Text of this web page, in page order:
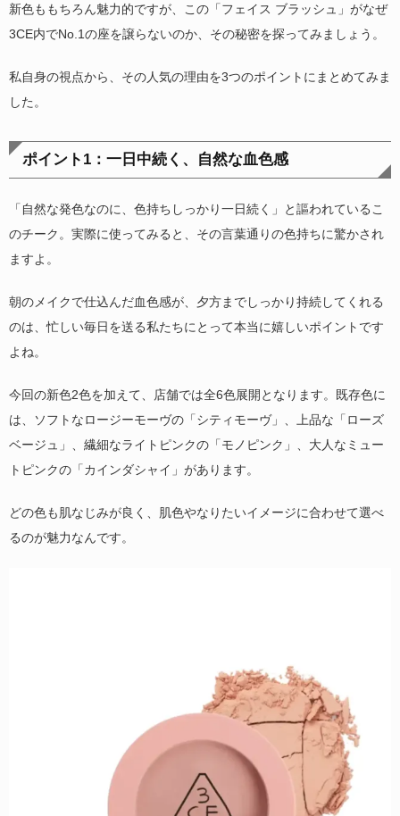
新色ももちろん魅力的ですが、この「フェイス ブラッシュ」がなぜ
3CE内でNo.1の座を譲らないのか、その秘密を探ってみましょう。
私自身の視点から、その人気の理由を3つのポイントにまとめてみま
した。
ポイント1：一日中続く、自然な血色感
「自然な発色なのに、色持ちしっかり一日続く」と謳われているこ
のチーク。実際に使ってみると、その言葉通りの色持ちに驚かされ
ますよ。
朝のメイクで仕込んだ血色感が、夕方までしっかり持続してくれる
のは、忙しい毎日を送る私たちにとって本当に嬉しいポイントです
よね。
今回の新色2色を加えて、店舗では全6色展開となります。既存色に
は、ソフトなロージーモーヴの「シティモーヴ」、上品な「ローズ
ベージュ」、繊細なライトピンクの「モノピンク」、大人なミュー
トピンクの「カインダシャイ」があります。
どの色も肌なじみが良く、肌色やなりたいイメージに合わせて選べ
るのが魅力なんです。